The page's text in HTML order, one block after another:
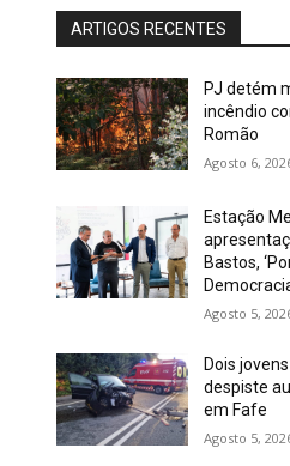
ARTIGOS RECENTES
PJ detém
incêndio
Romão
Agosto 6,
Estação
Bastos,
Agosto 5,
Dois
despiste
em Fafe
Agosto 5,